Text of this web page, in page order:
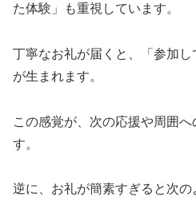
た体験」も重視しています。
丁寧なお礼が届くと、「参加
が生まれます。
この感覚が、次の応援や周囲
す。
逆に、お礼が簡素すぎると次